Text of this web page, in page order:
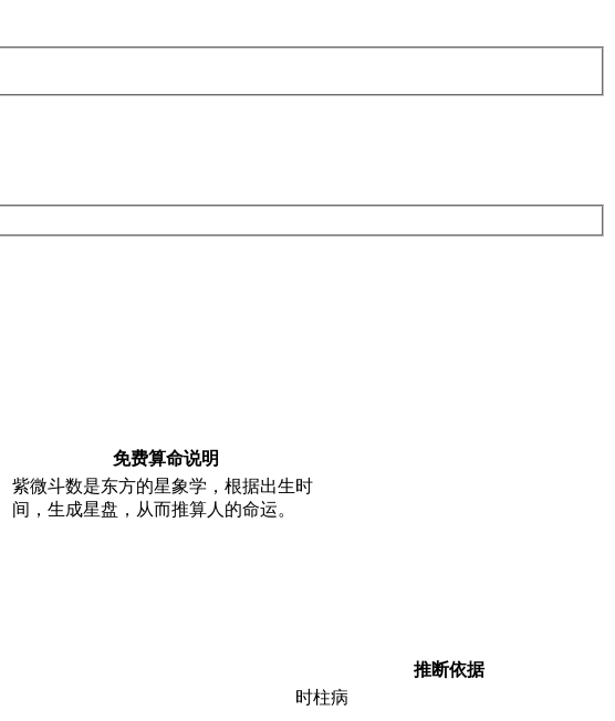
免费算命说明
紫微斗数是东方的星象学，根据出生时
间，生成星盘，从而推算人的命运。
推断依据
时柱病